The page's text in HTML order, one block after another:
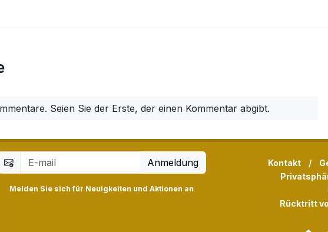
Seien Sie der Erste, der einen Kommentar abgibt.
Anmeldung
Melden Sie sich für Neuigkeiten und Aktionen an
Kontakt /
Rücktritt